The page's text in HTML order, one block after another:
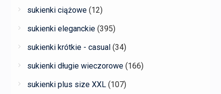
sukienki ciążowe (12)
sukienki eleganckie (395)
sukienki krótkie - casual (34)
sukienki długie wieczorowe (166)
sukienki plus size XXL (107)